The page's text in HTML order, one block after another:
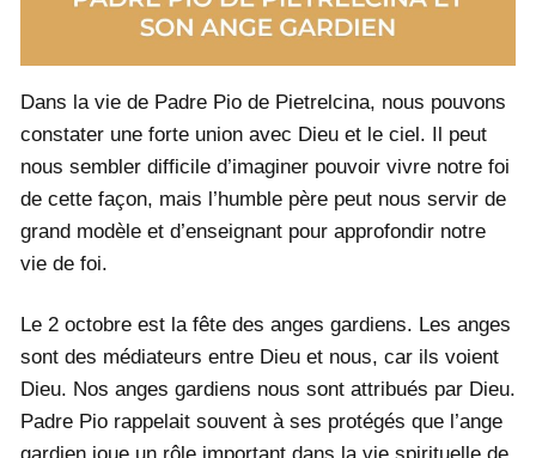
Dans la vie de Padre Pio de Pietrelcina, nous pouvons
constater une forte union avec Dieu et le ciel. Il peut
nous sembler difficile d’imaginer pouvoir vivre notre foi
de cette façon, mais l’humble père peut nous servir de
grand modèle et d’enseignant pour approfondir notre
vie de foi.
Le 2 octobre est la fête des anges gardiens. Les anges
sont des médiateurs entre Dieu et nous, car ils voient
Dieu. Nos anges gardiens nous sont attribués par Dieu.
Padre Pio rappelait souvent à ses protégés que l’ange
gardien joue un rôle important dans la vie spirituelle de